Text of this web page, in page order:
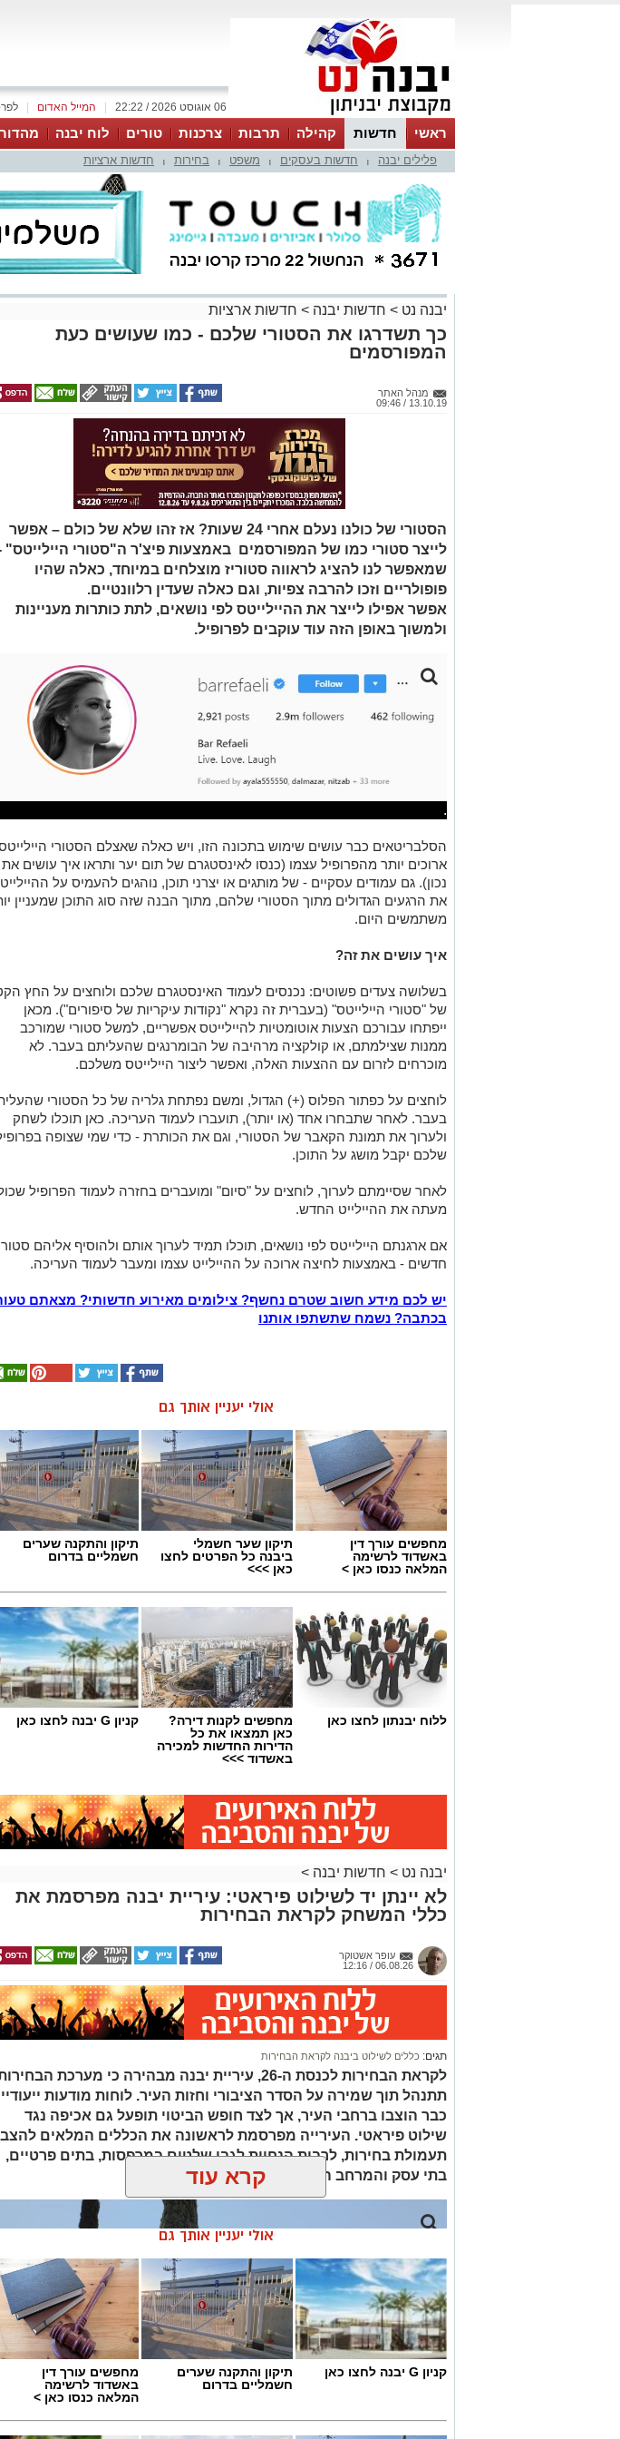
המייל האדום 06 אוגוסט 2026 / 22:22
ראשי חדשות קהילה תרבות צרכנות טורים לוח יבנה
פלילים יבנה חדשות בעסקים משפט בחירות חדשות ארציות
יבנה נט > חדשות יבנה > חדשות ארציות
כך תשדרגו את הסטורי שלכם - כמו שעושים כעת
המפורסמים
מנהל האתר
13.10.19 / 09:46
הסטורי של כולנו נעלם אחרי 24 שעות? אז זהו שלא של כולם – אפשר
לייצר סטורי כמו של המפורסמים באמצעות פיצ'ר ה"סטורי היילייטס"
שמאפשר לנו להציג לראווה סטוריז מוצלחים במיוחד, כאלה שהיו
פופולריים וזכו להרבה צפיות, וגם כאלה שעדין רלוונטיים.
אפשר אפילו לייצר את ההיילייטס לפי נושאים, לתת כותרות מעניינות
ולמשוך באופן הזה עוד עוקבים לפרופיל.
.
הסלבריטאים כבר עושים שימוש בתכונה הזו, ויש כאלה שאצלם הסטורי
ארוכים יותר מהפרופיל עצמו (כנסו לאינסטגרם של תום יער ותראו איך עושים את
נכון). גם עמודים עסקיים - של מותגים או יצרני תוכן, נוהגים להעמיס על
את הרגעים הגדולים מתוך הסטורי שלהם, מתוך הבנה שזה סוג התוכן שמעניין
משתמשים היום.
איך עושים את זה?
בשלושה צעדים פשוטים: נכנסים לעמוד האינסטגרם שלכם ולוחצים על החץ
של "סטורי היילייטס" (בעברית זה נקרא "נקודות עיקריות של סיפורים"). מכאן
ייפתחו עבורכם הצעות אוטומטיות להיילייטס אפשריים, למשל סטורי שמורכב
ממנות שצילמתם, או קולקציה מרהיבה של הבומרנגים שהעליתם בעבר. לא
מוכרחים לזרום עם ההצעות האלה, ואפשר ליצור היילייטס משלכם.
לוחצים על כפתור הפלוס (+) הגדול, ומשם נפתחת גלריה של כל הסטורי
בעבר. לאחר שתבחרו אחד (או יותר), תועברו לעמוד העריכה. כאן תוכלו לשחק
ולערוך את תמונת הקאבר של הסטורי, וגם את הכותרת - כדי שמי שצופה
שלכם יקבל מושג על התוכן.
לאחר שסיימתם לערוך, לוחצים על "סיום" ומועברים בחזרה לעמוד הפרופיל
מעתה את ההיילייט החדש.
אם ארגנתם היילייטס לפי נושאים, תוכלו תמיד לערוך אותם ולהוסיף אליהם
חדשים - באמצעות לחיצה ארוכה על ההיילייט עצמו ומעבר לעמוד העריכה.
יש לכם מידע חשוב שטרם נחשף? צילומים מאירוע חדשותי? מצאתם
בכתבה? נשמח שתשתפו אותנו
אולי יעניין אותך גם
מחפשים עורך דין
באשדוד לרשימה
המלאה כנסו כאן >
תיקון שער חשמלי
ביבנה כל הפרטים לחצו
כאן >>>
תיקון והתקנה שערים
חשמליים בדרום
ללוח יבנתון לחצו כאן
מחפשים לקנות דירה?
כאן תמצאו את כל
הדירות החדשות למכירה
באשדוד >>>
קניון G יבנה לחצו כאן
יבנה נט > חדשות יבנה >
לא יינתן יד לשילוט פיראטי: עיריית יבנה מפרסמת את
כללי המשחק לקראת הבחירות
עופר אשטוקר
06.08.26 / 12:16
תגים: כללים לשילוט ביבנה לקראת הבחירות
לקראת הבחירות לכנסת ה-26, עיריית יבנה מבהירה כי מערכת
תתנהל תוך שמירה על הסדר הציבורי וחזות העיר. לוחות מודעות
כבר הוצבו ברחבי העיר, אך לצד חופש הביטוי תופעל גם אכיפה נגד
שילוט פיראטי. העירייה מפרסמת לראשונה את הכללים המלאים
תעמולת בחירות, לרבות הנחיות לגבי שלטים במרפסות, בתים פרטיים,
בתי עסק והמרחב הציבורי
קרא עוד
אולי יעניין אותך גם
קניון G יבנה לחצו כאן
תיקון והתקנה שערים
חשמליים בדרום
מחפשים עורך דין
באשדוד לרשימה
המלאה כנסו כאן >